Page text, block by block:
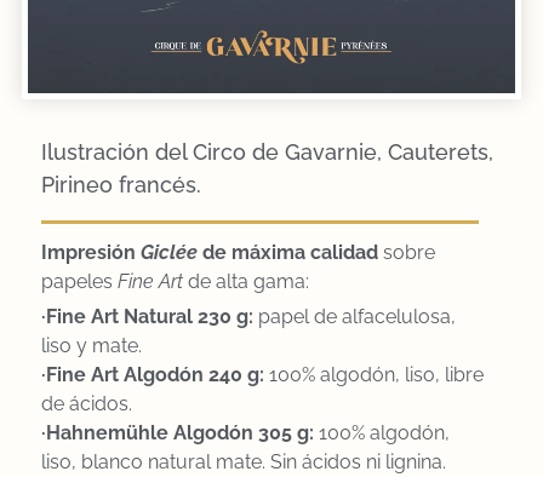
Ilustración del Circo de Gavarnie, Cauterets,
Pirineo francés.
Impresión Gicléede máxima calidadsobre
papeles Fine Artde alta gama:
·Fine Art Natural 230 g: papel de alfacelulosa,
liso y mate.
·Fine Art Algodón 240 g: 100% algodón, liso, libre
de ácidos.
·Hahnemühle Algodón 305 g: 100% algodón,
liso, blanco natural mate. Sin ácidos ni lignina.